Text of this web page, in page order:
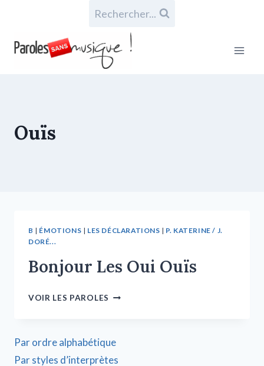
Rechercher...
Ouïs
B | ÉMOTIONS | LES DÉCLARATIONS | P. KATERINE / J.
DORÉ...
Bonjour Les Oui Ouïs
VOIR LES PAROLES
Par ordre alphabétique
Par styles d’interprètes